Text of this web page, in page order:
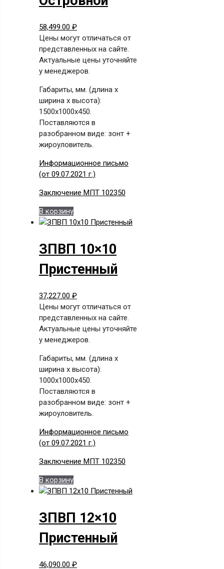
58,499.00 ₽
Цены могут отличаться от
представленных на сайте.
Актуальные цены уточняйте
у менеджеров.
Габариты, мм. (длина х
ширина х высота):
1500x1000x450.
Поставляются в
разобранном виде: зонт +
жироуловитель.
Информационное письмо
(от 09.07.2021 г.)
Заключение МПТ 102350
В корзину
ЗПВП 10×10
Пристенный
37,227.00 ₽
Цены могут отличаться от
представленных на сайте.
Актуальные цены уточняйте
у менеджеров.
Габариты, мм. (длина х
ширина х высота):
1000x1000x450.
Поставляются в
разобранном виде: зонт +
жироуловитель.
Информационное письмо
(от 09.07.2021 г.)
Заключение МПТ 102350
В корзину
ЗПВП 12×10
Пристенный
46,090.00 ₽